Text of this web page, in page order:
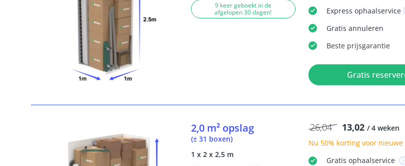
9 keer geboekt in de
afgelopen 30 dagen!
Express ophaalservice
Gratis annuleren
Beste prijsgarantie
Gratis
2,0 m² opslag
(± 31 boxen)
1 x 2 x 2,5 m
26,04 13,02 / 4 weken
Nu 50% kortingvoor nieuwe
Gratis ophaalservice